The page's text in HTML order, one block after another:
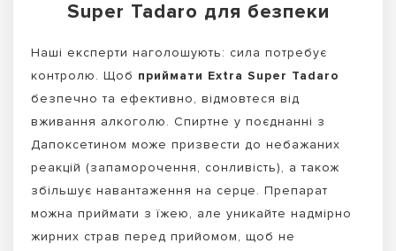
Super Tadaro для безпеки
Наші експерти наголошують: сила потребує
контролю. Щоб приймати Extra Super Tadaro
безпечно та ефективно, відмовтеся від
вживання алкоголю. Спиртне у поєднанні з
Дапоксетином може призвести до небажаних
реакцій (запаморочення, сонливість), а також
збільшує навантаження на серце. Препарат
можна приймати з їжею, але уникайте надмірно
жирних страв перед прийомом, щоб не